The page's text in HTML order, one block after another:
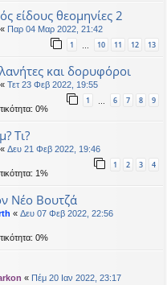
είδους θεομηνίες 2
« Παρ 04 Μαρ 2022, 21:42
1 10 11 12 13
και δορυφόροι
« Τετ 23 Φεβ 2022, 19:55
1 6 7 8 9
0%
Τι?
« Δευ 21 Φεβ 2022, 19:46
1 2 3 4
1%
Νέο Βουτζά
« Δευ 07 Φεβ 2022, 22:56
0%
« Πέμ 20 Ιαν 2022, 23:17